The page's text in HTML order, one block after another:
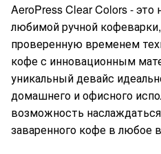
AeroPress Clear Colors -
любимой ручной
проверенную временем
кофе с инновационным
уникальный девайс
домашнего и офисного
возможность
заваренного кофе в любое